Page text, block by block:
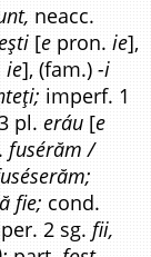
neacc.
[e pron.ie],
ie], (fam.)-i
imperf. 1
pl.eráu [e
fusérăm /
fie; cond.
2 sg.fii,